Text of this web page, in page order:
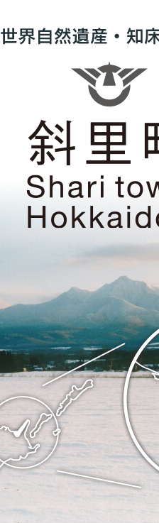
世
産・
ま
ち
斜
里
町
Shari
town
Hokkaido